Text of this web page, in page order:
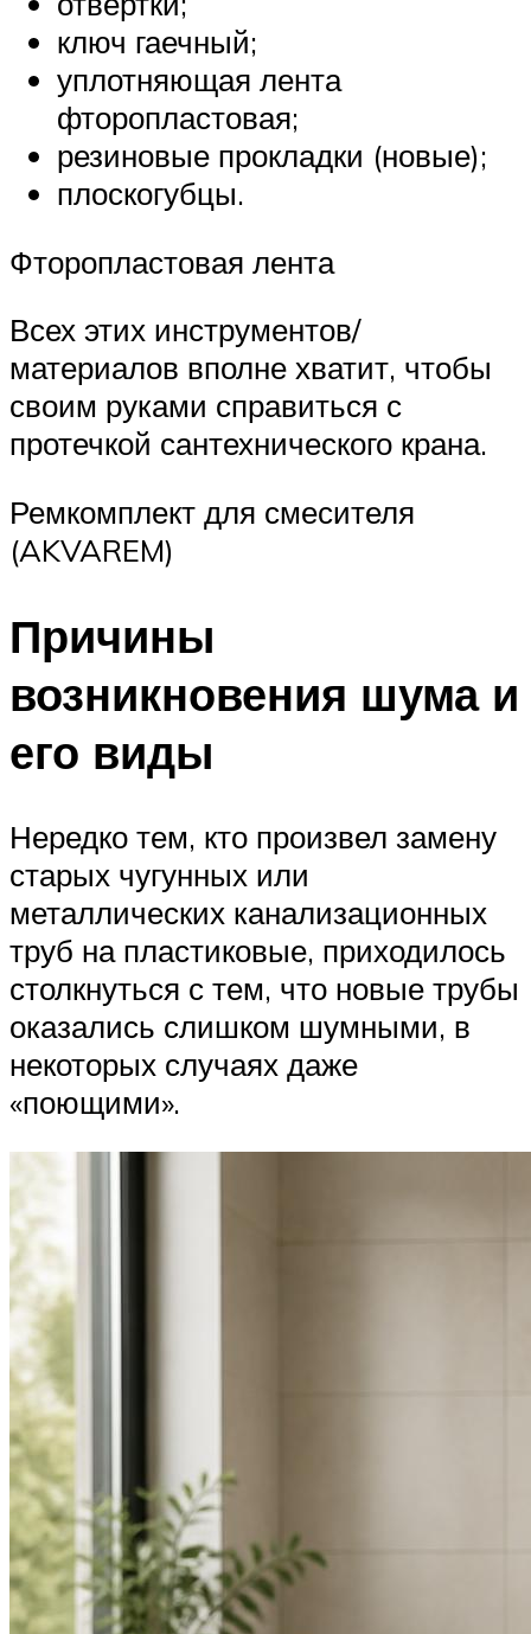
ключ гаечный;
уплотняющая лента
фторопластовая;
резиновые прокладки (новые);
плоскогубцы.
Фторопластовая лента
Всех этих инструментов/
материалов вполне хватит, чтобы
своим руками справиться с
протечкой сантехнического крана.
Ремкомплект для смесителя
(AKVAREM)
Причины
возникновения шума и
его виды
Нередко тем, кто произвел замену
старых чугунных или
металлических канализационных
труб на пластиковые, приходилось
столкнуться с тем, что новые трубы
оказались слишком шумными, в
некоторых случаях даже
«поющими».